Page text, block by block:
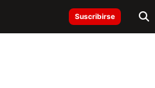
Suscribirse